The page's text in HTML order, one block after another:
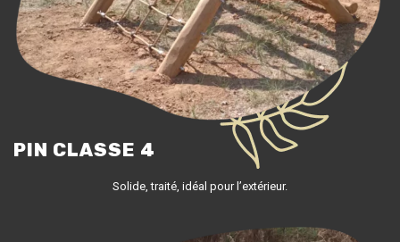
PIN CLASSE 4
Solide, traité, idéal pour l’extérieur.